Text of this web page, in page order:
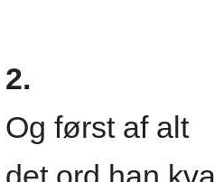
2.
Og først af alt